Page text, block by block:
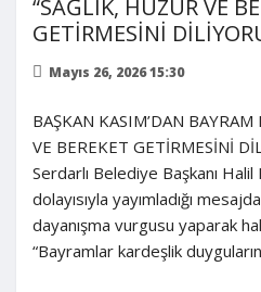
“SAĞLIK, HUZUR VE
GETİRMESİNİ
Mayıs 26, 2026 15:30
BAŞKAN KASIM’DAN
VE BEREKET GETİRMESİNİ
Serdarlı Belediye Başkanı Halil
dolayısıyla yayımladığı
dayanışma vurgusu yaparak
“Bayramlar kardeşlik